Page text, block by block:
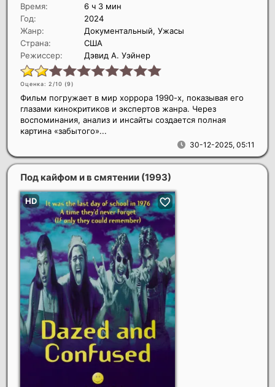
Время:
6 ч 3 мин
Год:
2024
Жанр:
Документальный, Ужасы
Страна:
США
Режиссер:
Дэвид А. Уэйнер
Оценка: 2/10 (9)
30-12-2025, 05:11
Фильм погружает в мир хоррора 1990-х, показывая его
глазами кинокритиков и экспертов жанра. Через
воспоминания, анализ и инсайты создается полная
картина «забытого»...
Под кайфом и в смятении (1993)